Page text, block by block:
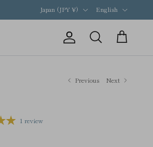
Japan (JPY ¥) English
Account
Search Cart
Previous Next
1 review